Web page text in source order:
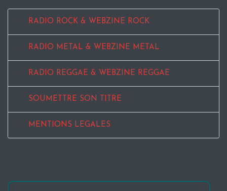
RADIO ROCK & WEBZINE ROCK
RADIO METAL & WEBZINE METAL
RADIO REGGAE & WEBZINE REGGAE
SOUMETTRE SON TITRE
MENTIONS LEGALES